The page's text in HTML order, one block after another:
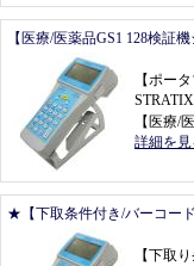
【医療/医薬品GS1 128検証
【ポー
【 医療/
詳細を
★【下取条件付き/バーコー
【下取